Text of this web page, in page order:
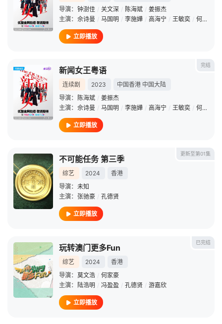
导演： 钟澍佳 / 关文深 / 陈海斌 / 姜振杰
主演： 佘诗曼 / 马国明 / 李施嬅 / 高海宁 / 王敏奕 / 何依婷
立即播放
完结
新闻女王粤语
连续剧 2023 中国香港 中国大陆
导演：
陈海斌 / 姜振杰
主演： 佘诗曼 / 马国明 / 李施嬅 / 高海宁 / 王敏奕 / 何依婷
立即播放
更新至第01集
不可能任务 第三季
综艺 2024
香港
导演： 未知
主演： 张驰豪 / 孔德贤
立即播放
已完结
玩转澳门更多Fun
综艺 2024
香港
导演： 莫文浩 / 何家豪
主演：
陆浩明 / 冯盈盈 / 孔德贤 / 游嘉欣
立即播放